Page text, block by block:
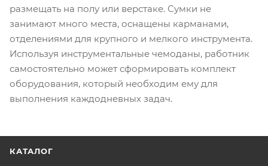
размещать на полу или верстаке. Сумки не
занимают много места, оснащены карманами,
отделениями для крупного и мелкого инструмента.
Используя инструментальные чемоданы, работник
самостоятельно может сформировать комплект
оборудования, который необходим ему для
выполнения каждодневных задач.
КАТАЛОГ